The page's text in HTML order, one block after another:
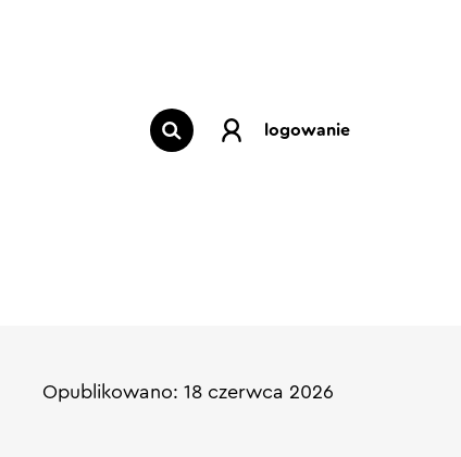
logowanie
Opublikowano: 18 czerwca 2026